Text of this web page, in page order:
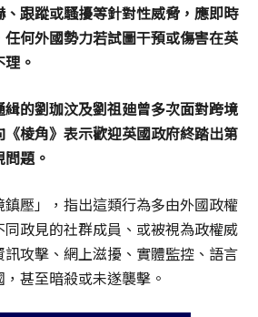
跟蹤或騷擾等針對性威脅，應即時
何外國勢力若試圖干預或傷害在英
。
的劉珈汶及劉祖廸曾多次面對跨境
棱角》表示歡迎英國政府終踏出第
題。
壓」，指出這類行為多由外國政權
政見的社群成員、或被視為政權威
攻擊、網上滋擾、實體監控、語言
甚至暗殺或未遂襲擊。